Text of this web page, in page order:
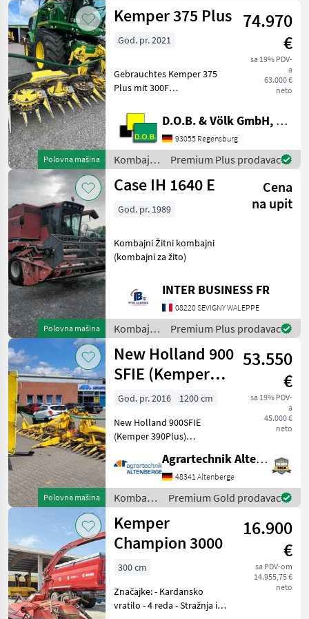
(30)
MARKETPLACE
Marketplace
Ponude
trgovaca
Polovna mašina
Kemper 375 Plus 74.970
€
sa 19% PDV-
a
63.000 €
neto
God. pr. 2021
Gebrauchtes Kemper 375
Plus mit 300F
07.2021 * AHC -
Automatische
Höhenführung *
Zünslerbügel * Komfort
Zusatzfahrwerk 300F Das
Maisgebiss
D.O.B. & Völk GmbH, Filiale Regensburg
93055 Regensburg
Kombajni
/ Kemper
Premium Plus prodavac
Polovna mašina
Case IH 1640 E
Cena
na upit
God. pr. 1989
Kombajni Žitni kombajni
(kombajni za žito)
INTER BUSINESS FR
08220 SEVIGNY WALEPPE
Kombajni
/ Case IH
Premium Plus prodavac
Polovna mašina
New Holland 900
SFIE (Kemper
390Plus)
53.550
€
sa 19% PDV-
a
45.000 €
neto
God. pr. 2016
1200 cm
New Holland 900SFIE
(Kemper 390Plus)
Gebrauchtmaschine -
Baujahr: 2016 - Modeljahr:
2016 - 12 Reihen bei 75cm
Reihe (900cm Arbeitsbreite)
- Reihenf
Agrartechnik Altenberge GmbH
48341 Altenberge
Kombajni
/ New
Holland
Premium Gold prodavac
Kemper
Champion 3000
16.900
€
sa PDV-om
14.955,75 €
neto
300 cm
Značajke: - Kardansko
vratilo - 4 reda - Stražnja i